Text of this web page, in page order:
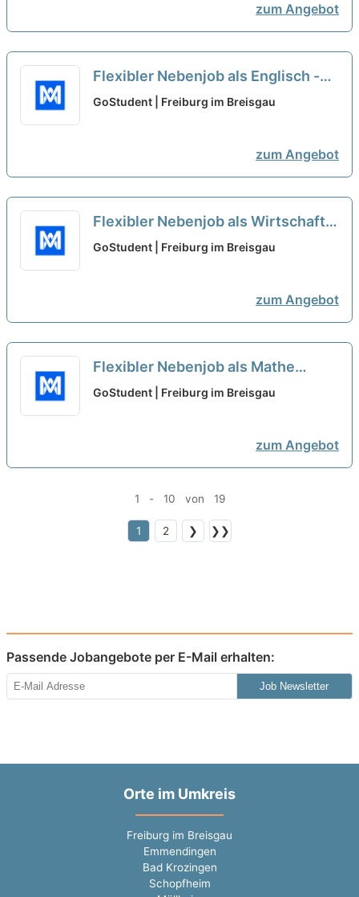
zum Angebot
Flexibler Nebenjob als Englisch -
Nachhilfelehrer*in (w/m/d)
GoStudent | Freiburg im Breisgau
zum Angebot
Flexibler Nebenjob als Wirtschaft -
Nachhilfelehrer*in (w/m/d)
GoStudent | Freiburg im Breisgau
zum Angebot
Flexibler Nebenjob als Mathe
Oberstufe - Nachhilfelehrer*in
GoStudent | Freiburg im Breisgau
zum Angebot
1 - 10 von 19
1 2 ❯ ❯❯
Passende Jobangebote per E-Mail erhalten:
Job Newsletter
Orte im Umkreis
Freiburg im Breisgau
Emmendingen
Bad Krozingen
Schopfheim